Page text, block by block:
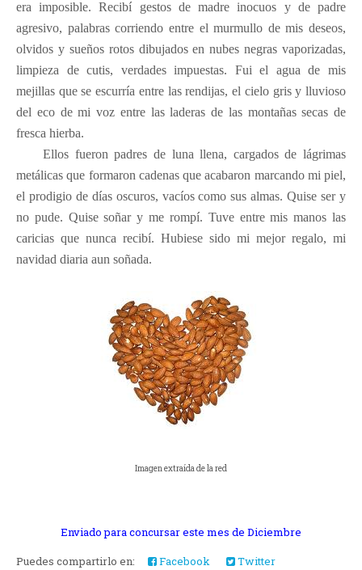
era imposible. Recibí gestos de madre inocuos y de padre
agresivo, palabras corriendo entre el murmullo de mis deseos,
olvidos y sueños rotos dibujados en nubes negras vaporizadas,
limpieza de cutis, verdades impuestas. Fui el agua de mis
mejillas que se escurría entre las rendijas, el cielo gris y lluvioso
del eco de mi voz entre las laderas de las montañas secas de
fresca hierba.
Ellos fueron padres de luna llena, cargados de lágrimas
metálicas que formaron cadenas que acabaron marcando mi piel,
el prodigio de días oscuros, vacíos como sus almas. Quise ser y
no pude. Quise soñar y me rompí. Tuve entre mis manos las
caricias que nunca recibí. Hubiese sido mi mejor regalo, mi
navidad diaria aun soñada.
Imagen extraída de la red
Enviado para concursar este mes de Diciembre
Puedes compartirlo en:
Facebook
Twitter